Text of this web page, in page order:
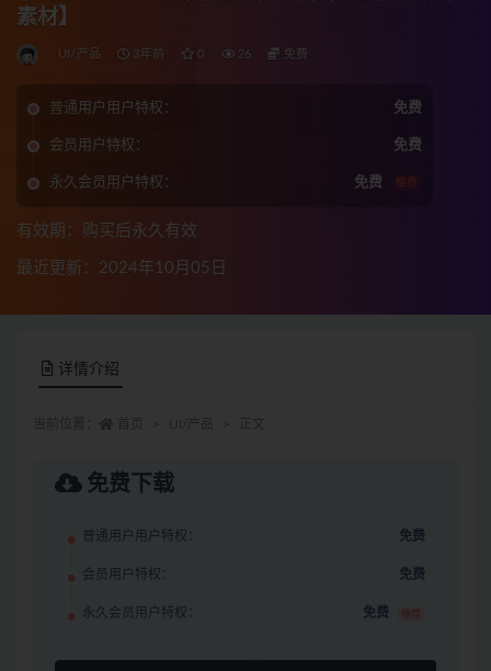
素材】
UI/产品 3年前 0 26 免费
普通用户用户特权： 免费
会员用户特权： 免费
永久会员用户特权： 免费 推荐
有效期：购买后永久有效
最近更新：2024年10月05日
详情介绍
免费下载
普通用户用户特权： 免费
会员用户特权： 免费
永久会员用户特权： 免费 推荐